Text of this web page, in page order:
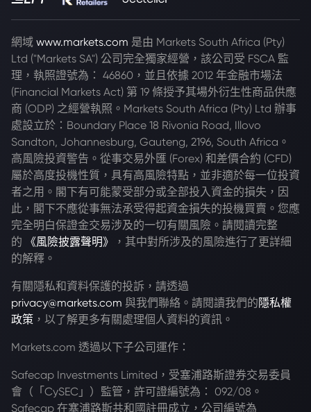
網域 www.markets.com 是由 Markets South Africa (Pty)
Ltd ("Markets SA") 公司完全獨家經營，該公司受 FSCA 監
理，執照證號為： 46860，並且依據 2012 年金融市場法
(Financial Markets Act) 第 19 條授予其場外衍生性商品供應
商 (ODP) 之經營執照。Markets South Africa (Pty) Ltd 辦事
處設立於：Boundary Place 18 Rivonia Road, Illovo
Sandton, Johannesburg, Gauteng, 2196, South Africa。
高風險投資警告。從事交易外匯 (Forex) 和差價合約 (CFD)
屬於高度投機性質，具有高風險特點，並非適於每一位投資
者之用。閣下有可能蒙受部分或全部投入資金的損失，因
此，閣下不應從事無法承受得起資金損失的投機買賣。您應
完全明白保證金交易涉及的一切有關風險。請閱讀完整
的
《風險披露聲明》
，其中對所涉及的風險進行了更詳細
的解釋。
有關隱私和資料保護的投訴，請透過
privacy@markets.com 與我們聯絡。請閱讀我們的 隱私權
政策 ，以了解更多有關處理個人資料的資訊。
Markets.com 透過以下子公司運作：
Safecap Investments Limited，受塞浦路斯證券交易委員
會（「CySEC」）監管，許可證編號為： 092/08。
Safecap 在塞浦路斯共和國註冊成立，公司編號為